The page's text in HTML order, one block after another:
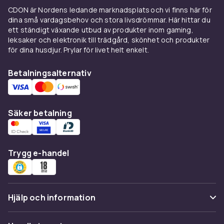
Kontrollera alltid märke och modell på din såg
innan du köper. Viktigast är att skenans spår
matchar sågens bottenplatta och att anslag
och adaptrar är gjorda för din modell, annars
fästen. Tänk också på klingdiametern,
vanligtvis 165 eller 190 mm, när du köper
klinga hittar du rätt bland våra
Fler sågtillbehör för
verkstaden
Har du fler sågar hemma? Då kan du även titta
påtillbehör till bänkcirkelsågarochtillbehör till
geringsågar
. Letar du efter en ny såg, med
eller utan skena, hittar du den bland våra
CDON är Nordens ledande marknadsplats och vi finns här för
dina små vardagsbehov och stora livsdrömmar. Här hittar du
ett ständigt växande utbud av produkter inom gaming,
leksaker och elektronik till trädgård, skönhet och produkter
för dina husdjur. Prylar för livet helt enkelt.
Betalningsalternativ
Säker betalning
Trygg e-handel
Hjälp och information